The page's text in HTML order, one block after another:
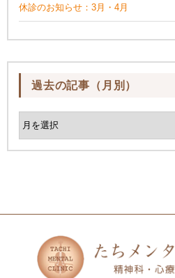
休診のお知らせ：3月・4月
過去の記事（月別）